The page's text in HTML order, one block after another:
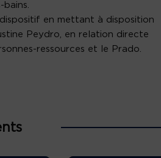
en mettant à disposition
Peydro, en relation directe
ressources et le Prado.